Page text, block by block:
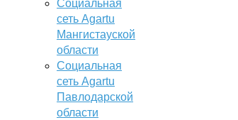
Социальная
сеть Agartu
Мангистауской
области
Социальная
сеть Agartu
Павлодарской
области